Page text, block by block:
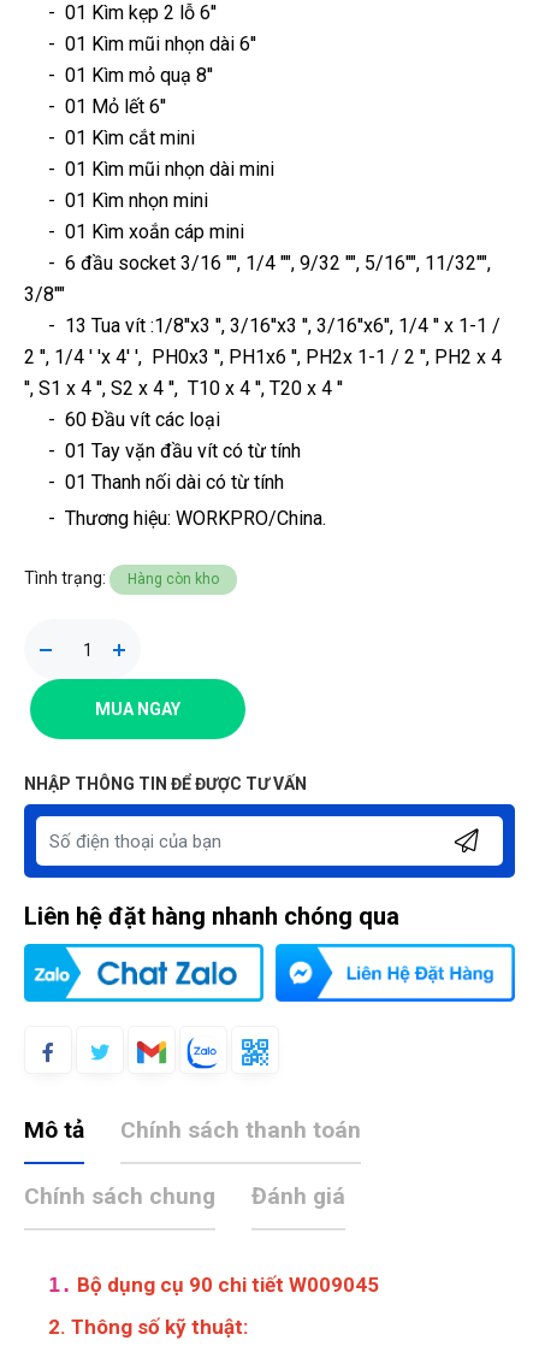
- 01 Kìm kẹp 2 lỗ 6''
- 01 Kìm mũi nhọn dài 6''
- 01 Kìm mỏ quạ 8''
- 01 Mỏ lết 6''
- 01 Kìm cắt mini
- 01 Kìm mũi nhọn dài mini
- 01 Kìm nhọn mini
- 01 Kìm xoắn cáp mini
- 6 đầu socket 3/16 "", 1/4 "", 9/32 "", 5/16"", 11/32"",
3/8""
- 13 Tua vít :1/8''x3 '', 3/16''x3 '', 3/16''x6'', 1/4 '' x 1-1 /
2 '', 1/4 ' 'x 4' ', PH0x3 '', PH1x6 '', PH2x 1-1 / 2 '', PH2 x 4
'', S1 x 4 '', S2 x 4 '', T10 x 4 '', T20 x 4 ''
- 60 Đầu vít các loại
- 01 Tay vặn đầu vít có từ tính
- 01 Thanh nối dài có từ tính
- Thương hiệu: WORKPRO/China.
Tình trạng: Hàng còn kho
MUA NGAY
NHẬP THÔNG TIN ĐỂ ĐƯỢC TƯ VẤN
Liên hệ đặt hàng nhanh chóng qua
Mô tả Chính sách thanh toán
Chính sách chung Đánh giá
1. Bộ dụng cụ 90 chi tiết W009045
2. Thông số kỹ thuật: